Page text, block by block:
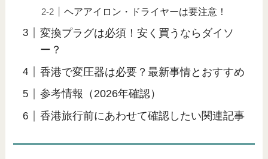
ヘアアイロン・ドライヤーは要注意！
変換プラグは必須！安く買うならダイソ
ー？
香港で変圧器は必要？最新事情とおすすめ
参考情報（2026年確認）
香港旅行前にあわせて確認したい関連記事